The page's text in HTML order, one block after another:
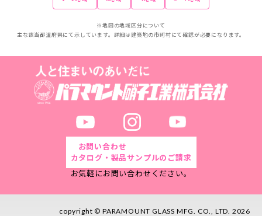
※地図の地域区分について
主な該当都道府県にて示しています。詳細は建築地の市町村にて確認が必要になります。
お問い合わせ
カタログ・製品サンプルのご請求
お気軽にお問い合わせください。
copyright © PARAMOUNT GLASS MFG. CO., LTD. 2026